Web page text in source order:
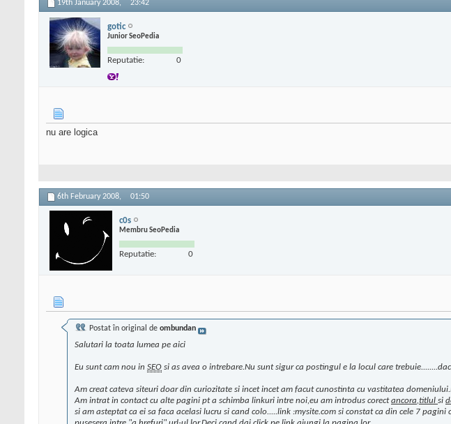
19th January 2008, 23:42
gotic
Junior SeoPedia
Reputatie: 0
nu are logica
6th February 2008, 01:50
c0s
Membru SeoPedia
Reputatie: 0
Postat în original de ombundan
Salutari la toata lumea pe aici
Eu sunt cam nou in SEO si as avea o intrebare.Nu sunt sigur ca postingul e la locul care
Am creat cateva siteuri doar din curiozitate si incet incet am facut cunostinta cu vastitatea
Am intrat in contact cu alte pagini pt a schimba linkuri intre noi,eu am introdus corectancora,titlul si
si am asteptat ca ei sa faca acelasi lucru si cand colo.....link :mysite.com si constat ca din cele 7